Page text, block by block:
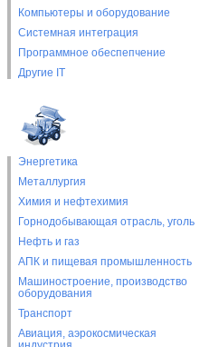
Компьютеры и оборудование
Системная интеграция
Программное обеспепчение
Другие IT
Энергетика
Металлургия
Химия и нефтехимия
Горнодобывающая отрасль, уголь
Нефть и газ
АПК и пищевая промышленность
Машиностроение, производство
оборудования
Транспорт
Авиация, аэрокосмическая